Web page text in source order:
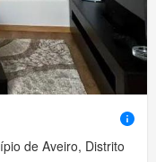
de Aveiro, Distrito